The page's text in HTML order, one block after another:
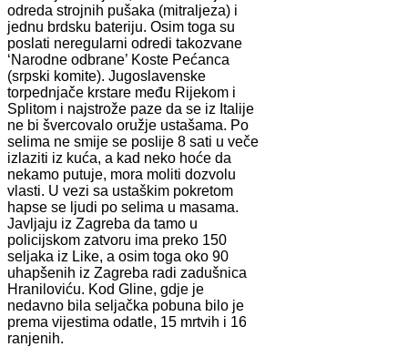
odreda strojnih pušaka (mitraljeza) i
jednu brdsku bateriju. Osim toga su
poslati neregularni odredi takozvane
‘Narodne odbrane’ Koste Pećanca
(srpski komite). Jugoslavenske
torpednjače krstare među Rijekom i
Splitom i najstrože paze da se iz Italije
ne bi švercovalo oružje ustašama. Po
selima ne smije se poslije 8 sati u veče
izlaziti iz kuća, a kad neko hoće da
nekamo putuje, mora moliti dozvolu
vlasti. U vezi sa ustaškim pokretom
hapse se ljudi po selima u masama.
Javljaju iz Zagreba da tamo u
policijskom zatvoru ima preko 150
seljaka iz Like, a osim toga oko 90
uhapšenih iz Zagreba radi zadušnica
Hraniloviću. Kod Gline, gdje je
nedavno bila seljačka pobuna bilo je
prema vijestima odatle, 15 mrtvih i 16
ranjenih.